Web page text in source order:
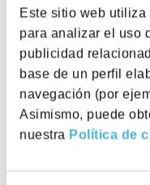
Este sitio web
para analizar el uso
publicidad
base de un perfil
navegación (por
Asimismo, puede
nuestra Política de
Avinguda